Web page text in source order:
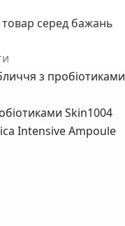
серед бажань
Skin1004
Intensive Ampoule